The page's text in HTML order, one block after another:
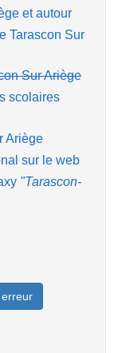
et autour
Tarascon Sur
Sur Ariège
scolaires
Ariège
sur le web
"Tarascon-